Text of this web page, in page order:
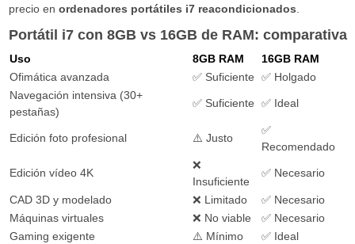
precio en ordenadores portátiles i7 reacondicionados.
Portátil i7 con 8GB vs 16GB de RAM: comparativa
Uso 8GB RAM
16GB RAM
Ofimática avanzada
✅ Suficiente
✅ Holgado
Navegación intensiva (30+
pestañas)
✅ Suficiente ✅ Ideal
Edición foto profesional ⚠️ Justo
✅
Recomendado
Edición vídeo 4K
❌
Insuficiente
✅ Necesario
CAD 3D y modelado ❌ Limitado
✅ Necesario
Máquinas virtuales
❌ No viable
✅ Necesario
Gaming exigente
⚠️ Mínimo ✅ Ideal